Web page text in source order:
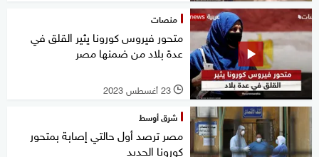
منصات
متحور فيروس كورونا يثير القلق في
عدة بلاد من ضمنها مصر
l 23 أغسطس 2023
شرق أوسط
مصر ترصد أول حالتي إصابة بمتحور
كورونا الجديد